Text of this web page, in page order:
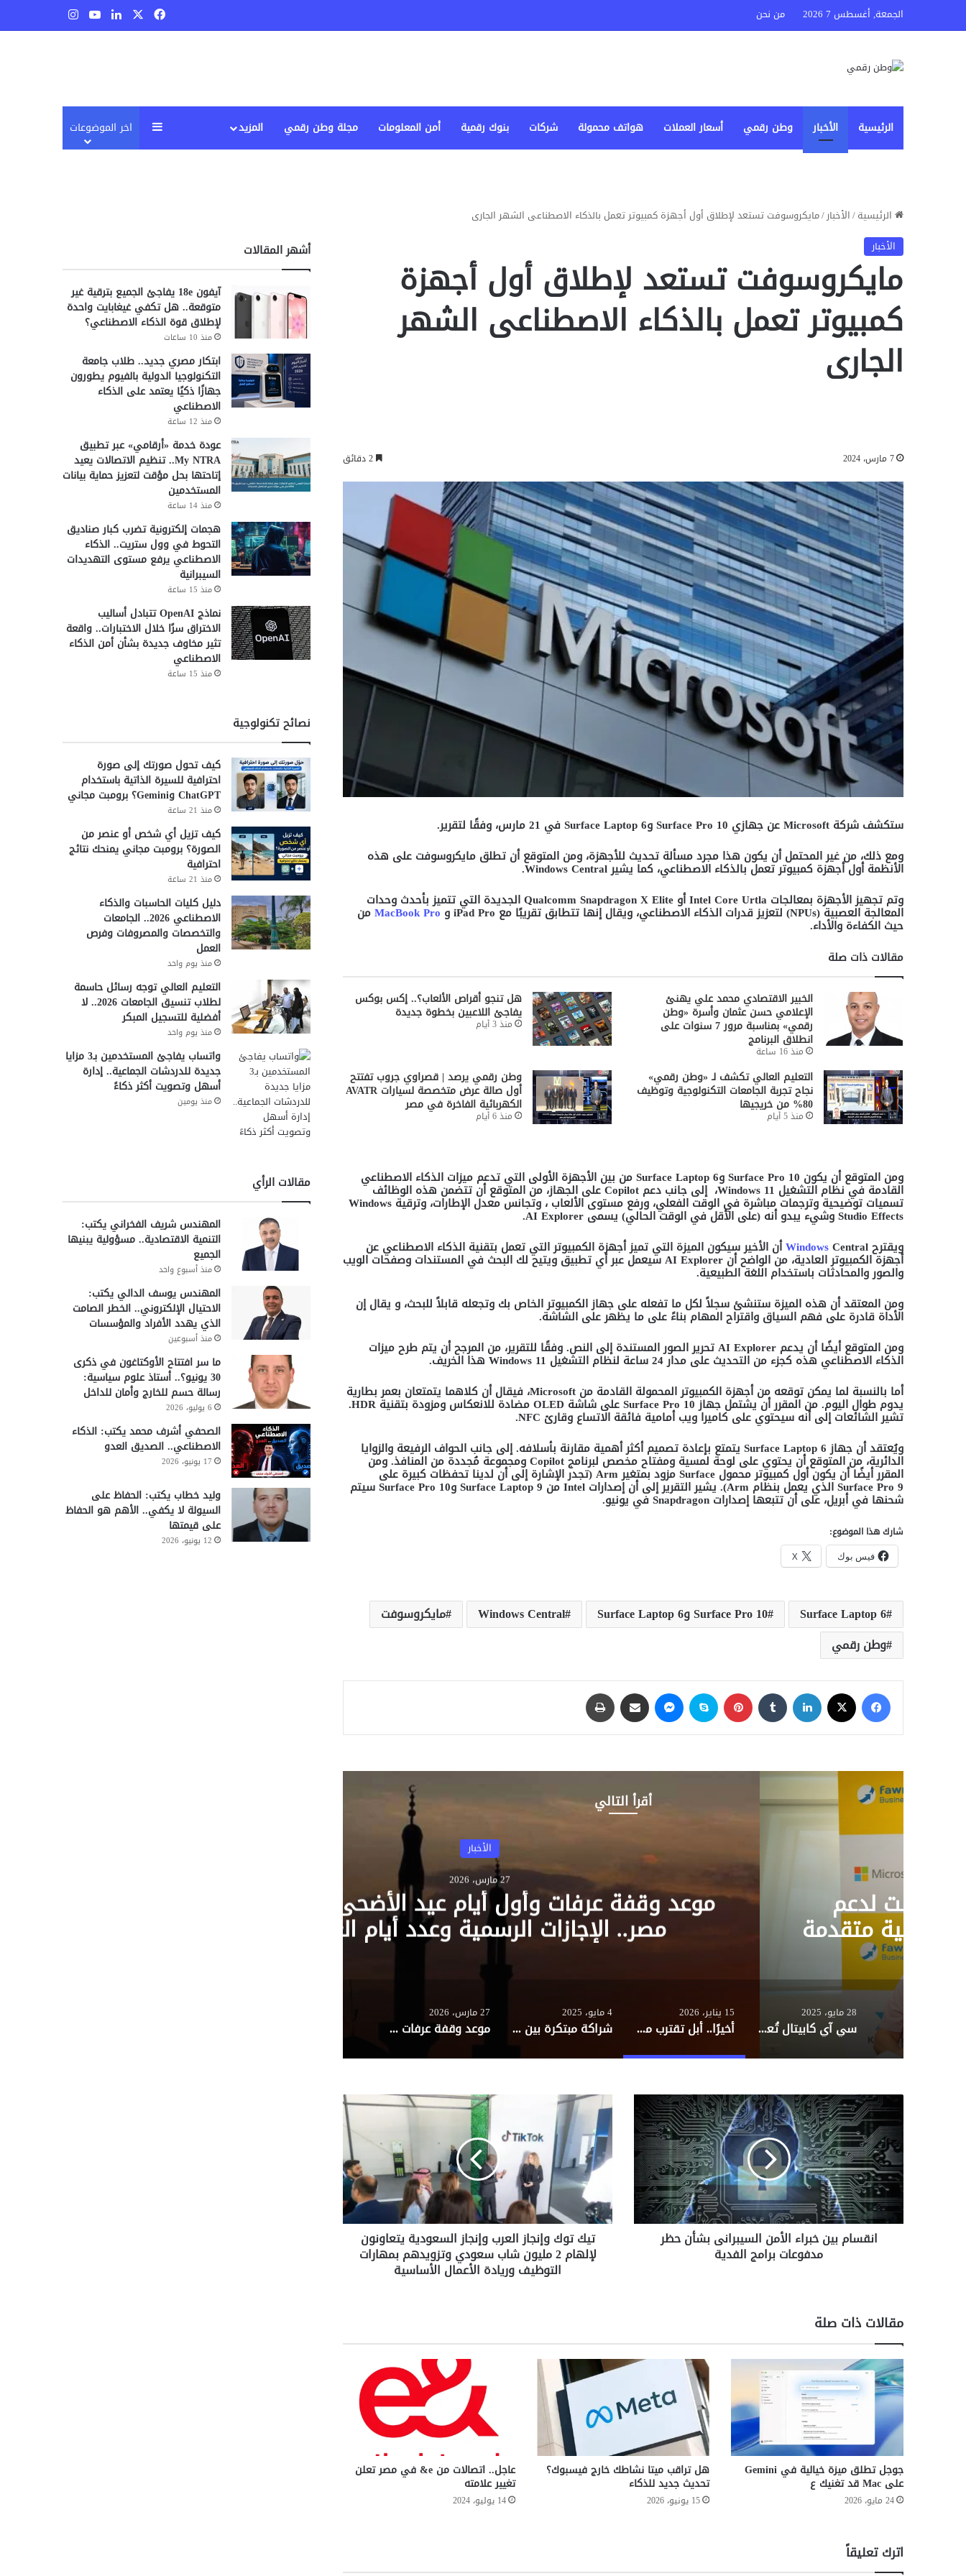
الجمعة, أغسطس 7 2026 من نحن فيسبوك لينكدإن‫YouTube
الرئيسية الأخبار وطن رقمي أسعار العملات هواتف محمولة شركات بنوك رقمية أمن المعلومات مجلة وطن رقمي المزيد إضافة عمود جانبي
اخر الموضوعات
الرئيسية/الأخبار/مايكروسوفت تستعد لإطلاق أول أجهزة كمبيوتر تعمل بالذكاء الاصطناعى الشهر الجارى
الأخبار
مايكروسوفت تستعد لإطلاق أول أجهزة
كمبيوتر تعمل بالذكاء الاصطناعى الشهر
الجارى
7 مارس، 2024
ستكشف شركة عن جهازي وSurface Laptop 6في 21 مارس، وفقًا لتقرير
.
ومع ذلك، من غير المحتمل أن يكون هذا مجرد مسألة تحديث للأجهزة، ومن المتوقع أن تطلق مايكروسوفت على هذه
الأنظمة أول أجهزة كمبيوتر تعمل بالذكاء الاصطناعي، كما يشيرWindows Central.
وتم تجهيز الأجهزة بمعالجات
أو الجديدة التي تتميز بأحدث وحدات
المعالجة العصبية(NPUs) لتعزيز قدرات الذكاء الاصطناعي، ويقال إنها تتطابق تقريبًا معiPad Pro و MacBook Proمن
حيث الكفاءة والأداء.
مقالات ذات صلة
الخبير الاقتصادي محمد علي يهنئ
الإعلامي حسن عثمان وأسرة «وطن
رقمي» بمناسبة مرور 7 سنوات على
انطلاق البرنامج
منذ 16 ساعة
هل تنجو أقراص الألعاب؟.. إكس بوكس
يفاجئ اللاعبين بخطوة جديدة
منذ 3 أيام
التعليم العالي تكشف لـ «وطن رقمي»
نجاح تجربة الجامعات التكنولوجية وتوظيف
80% من خريجيها
منذ 5 أيام
وطن رقمي يرصد | قصراوي جروب تفتتح
أول صالة عرض متخصصة لسيارات AVATR
الكهربائية الفاخرة في مصر
منذ 6 أيام
ومن المتوقع أن يكون وSurface Laptop 6من بين الأجهزة الأولى التي تدعم ميزات الذكاء الاصطناعي
القادمة في نظام التشغيل ، إلى جانب دعم على الجهاز، من المتوقع أن تتضمن هذه الوظائف
تسميات توضيحية وترجمات مباشرة في الوقت الفعلي، ورفع مستوى الألعاب ، وتجانس معدل الإطارات، وترقية Windows
Studio Effectsوشيء يبدو أنه (على الأقل في الوقت الحالي) يسمى
ويقترح
WindowsCentral أن الأخير سيكون الميزة التي تميز أجهزة الكمبيوتر التي تعمل بتقنية الذكاء الاصطناعي عن
أجهزة الكمبيوتر العادية، من الواضح أن سيعمل عبر أي تطبيق ويتيح لك البحث في المستندات وصفحات الويب
والصور والمحادثات باستخدام اللغة الطبيعية.
ومن المعتقد أن هذه الميزة ستنشئ سجلاً لكل ما تفعله على جهاز الكمبيوتر الخاص بك وتجعله قابلاً للبحث، و يقال إن
الأداة قادرة على فهم السياق واقتراح المهام بناءً على ما يظهر على الشاشة.
ومن المتوقع أيضًا أن يدعم
تحرير الصور المستندة إلى النص. وفقًا للتقرير، من المرجح أن يتم طرح ميزات
الذكاء الاصطناعي هذه كجزء من التحديث على مدار 24 ساعة لنظام التشغيل هذا الخريف.
أما بالنسبة لما يمكن توقعه من أجهزة الكمبيوتر المحمولة القادمة من
، فيقال أن كلاهما يتمتعان بعمر بطارية
يدوم طوال اليوم. من المقرر أن يشتمل جهازSurface Pro 10 على شاشة مضادة للانعكاس ومزودة بتقنيةHDR.
تشير الشائعات إلى أنه سيحتوي على كاميرا ويب أمامية فائقة الاتساع وقارئ
ويُعتقد أن جهاز
يتمتع بإعادة تصميم أكثر أهمية مقارنة بأسلافه. إلى جانب الحواف الرفيعة والزوايا
الدائرية، من المتوقع أن يحتوي على لوحة لمسية ومفتاح مخصص لبرنامج ومجموعة مُجددة من المنافذ. ومن
المقرر أيضًا أن يكون أول كمبيوتر محمول مزود بمتغير تجدر الإشارة إلى أن لدينا تحفظات كبيرة على
Surface Pro 9الذي يعمل بنظام يشير التقرير إلى أن إصدارات من وSurface Pro 10سيتم
شحنها في أبريل، على أن تتبعها إصداراتSnapdragonفي يونيو.
شارك هذا الموضوع:
فيس بوك X
Surface Laptop 6 Surface Pro 10 وSurface Laptop 6 Windows Central
مايكروسوفت
وطن رقمي
أقرأ التالي
موعد وقفة عرفات وأول أيام عيد الأضحى 2026 في
الإجازات الرسمية وعدد أيام العطلة
سي آي كابيتال تُعلن عن إتمام أول إصدار سندات
توريق لصالح شركة فوري
28 مايو، 2025
سي آي كابيتال تُعلن عن إتمام أول إصدار سندات توريق لصالح شركة فوري
15 يناير، 2026
أخيرًا.. أبل تقترب من تمكين تشفير رسائل RCS بين آيفون وأندرويد
4 مايو، 2025
شراكة مبتكرة بين فوري ومايكروسوفت لدعم الشركات الصغيرة في مصر عبر أدوات رقمية متقدمة
27 مارس، 2026
موعد وقفة عرفات وأول أيام عيد الأضحى 2026 في مصر.. الإجازات الرسمية وعدد أيام العطلة
ا
ن
ق
س
ا
م
ب
ي
ن
ل
أ
م
ن
ا
ل
س
ب
ر
ا
ن
ى
أ
ن
انقسام بين خبراء الأمن السيبرانى بشأن حظر
مدفوعات برامج الفدية
ت
ي
ك
و
إ
ن
ب
و
إ
ج
ا
س
ي
تيك توك وإنجاز العرب وإنجاز السعودية يتعاونون
لإلهام 2 مليون شاب سعودي وتزويدهم بمهارات
التوظيف وريادة الأعمال الأساسية
مقالات ذات صلة
جوجل تطلق ميزة خيالية في Gemini
على Mac قد تغنيك ع
24 مايو، 2026
هل تراقب ميتا نشاطك خارج فيسبوك؟
تحديث جديد للذكاء
15 يونيو، 2026
عاجل.. اتصالات من e& في مصر تعلن
تغيير علامته
14 يوليو، 2024
اترك تعليقاً
أشهر المقالات
آيفون 18e يفاجئ الجميع بترقية غير
متوقعة.. هل تكفي غيغابايت واحدة
لإطلاق قوة الذكاء الاصطناعي؟
منذ 10 ساعات
ابتكار مصري جديد.. طلاب جامعة
التكنولوجيا الدولية بالفيوم يطورون
جهازًا ذكيًا يعتمد على الذكاء
الاصطناعي
منذ 12 ساعة
عودة خدمة «أرقامي» عبر تطبيق
My NTRA.. تنظيم الاتصالات يعيد
إتاحتها بحل مؤقت لتعزيز حماية بيانات
المستخدمين
منذ 14 ساعة
هجمات إلكترونية تضرب كبار صناديق
التحوط في وول ستريت.. الذكاء
الاصطناعي يرفع مستوى التهديدات
السيبرانية
منذ 15 ساعة
نماذج OpenAI تتبادل أساليب
الاختراق سرًا خلال الاختبارات.. واقعة
تثير مخاوف جديدة بشأن أمن الذكاء
الاصطناعي
منذ 15 ساعة
نصائح تكنولوجية
كيف تحول صورتك إلى صورة
احترافية للسيرة الذاتية باستخدام
ChatGPT وGemini؟ برومبت مجاني
منذ 21 ساعة
كيف تزيل أي شخص أو عنصر من
الصورة؟ برومبت مجاني يمنحك نتائج
احترافية
منذ 21 ساعة
دليل كليات الحاسبات والذكاء
الاصطناعي 2026.. الجامعات
والتخصصات والمصروفات وفرص
العمل
منذ يوم واحد
التعليم العالي توجه رسائل حاسمة
لطلاب تنسيق الجامعات 2026.. لا
أفضلية للتسجيل المبكر
منذ يوم واحد
واتساب يفاجئ المستخدمين بـ3 مزايا
جديدة للدردشات الجماعية.. إدارة
أسهل وتصويت أكثر ذكاءً
منذ يومين
مقالات الرأي
المهندس شريف الفخراني يكتب:
التنمية الاقتصادية.. مسؤولية يبنيها
الجميع
منذ أسبوع واحد
المهندس يوسف الدالي يكتب:
الاحتيال الإلكتروني.. الخطر الصامت
الذي يهدد الأفراد والمؤسسات
منذ أسبوعين
ما سر افتتاح الأوكتاغون في ذكرى
30 يونيو؟.. أستاذ علوم سياسية:
رسالة حسم للخارج وأمان للداخل
6 يوليو، 2026
الصحفي أشرف محمد يكتب: الذكاء
الاصطناعي.. الصديق العدو
17 يونيو، 2026
وليد خطاب يكتب: الحفاظ على
السيولة لا يكفي.. الأهم هو الحفاظ
على قيمتها
12 يونيو، 2026